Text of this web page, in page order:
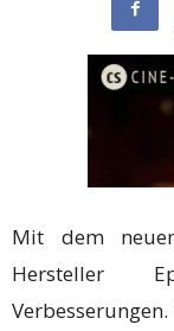
Mit dem
Hersteller